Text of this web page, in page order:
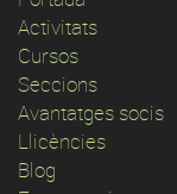
Activitats
Cursos
Seccions
Avantatges socis
Llicències
Blog